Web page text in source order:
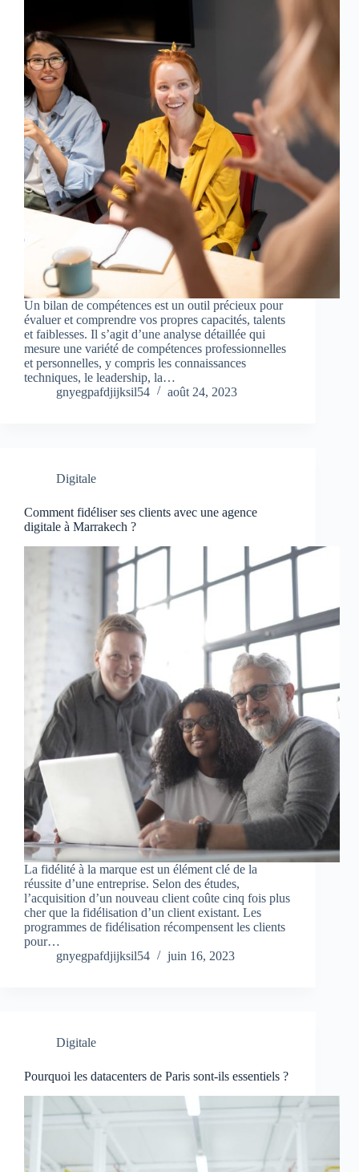
Un bilan de compétences est un outil précieux pour
évaluer et comprendre vos propres capacités, talents
et faiblesses. Il s’agit d’une analyse détaillée qui
mesure une variété de compétences professionnelles
et personnelles, y compris les connaissances
techniques, le leadership, la…
gnyegpafdjijksil54
août 24, 2023
Digitale
Comment fidéliser ses clients avec une agence
digitale à Marrakech ?
La fidélité à la marque est un élément clé de la
réussite d’une entreprise. Selon des études,
l’acquisition d’un nouveau client coûte cinq fois plus
cher que la fidélisation d’un client existant. Les
programmes de fidélisation récompensent les clients
pour…
gnyegpafdjijksil54
juin 16, 2023
Digitale
Pourquoi les datacenters de Paris sont-ils essentiels ?